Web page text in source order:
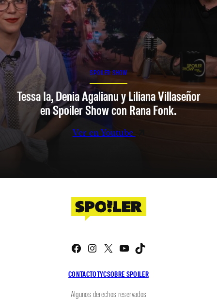
SPOILER SHOW
Tessa Ia, Denia Agalianu y Liliana Villaseñor
en Spoiler Show con Rana Fonk.
Ver en Youtube
CONTACTOTYCSOBRE SPOILER
Facebook
Instagram
X YouTube
Algunos derechos reservados